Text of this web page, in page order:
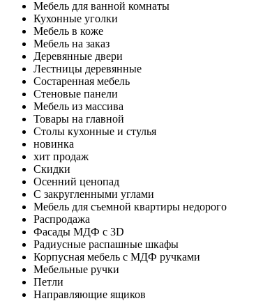
Мебель для ванной комнаты
Кухонные уголки
Мебель в коже
Мебель на заказ
Деревянные двери
Лестницы деревянные
Состаренная мебель
Стеновые панели
Мебель из массива
Товары на главной
Столы кухонные и стулья
новинка
хит продаж
Скидки
Осенний ценопад
С закругленными углами
Мебель для съемной квартиры недорого
Распродажа
Фасады МДФ с 3D
Радиусные распашные шкафы
Корпусная мебель с МДФ ручками
Мебельные ручки
Петли
Направляющие ящиков